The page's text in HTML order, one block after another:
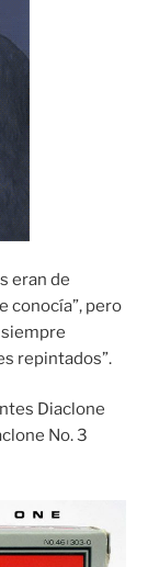
eran de
conocía”, pero
repintados”.
Diaclone
No. 3